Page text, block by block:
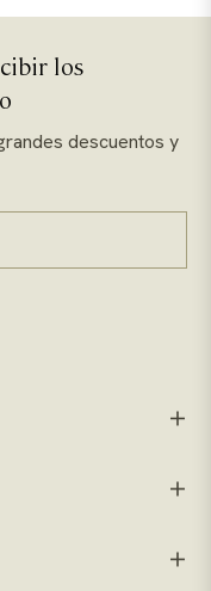
los
descuentos y